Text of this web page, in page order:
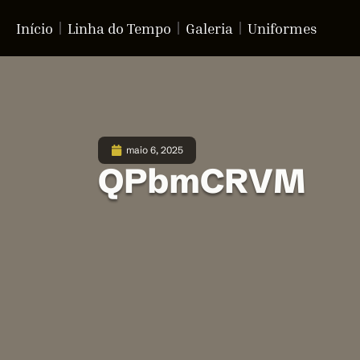
Início Linha do Tempo Galeria Uniformes
maio 6, 2025
QPbmCRVM